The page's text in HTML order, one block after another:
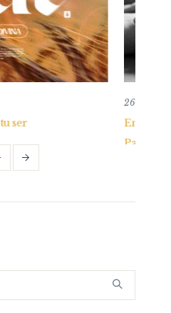
y practicando el perdón bíblico